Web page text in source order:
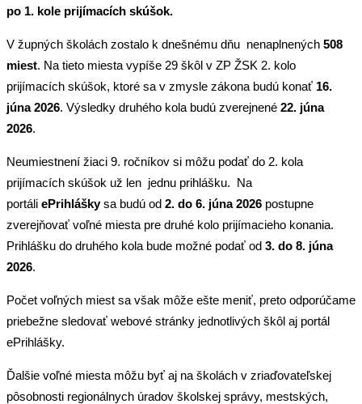
po 1. kole prijímacích skúšok.
V župných školách zostalo k dnešnému dňu nenaplnených 508
miest. Na tieto miesta vypíše 29 škôl v ZP ŽSK 2. kolo
prijímacích skúšok, ktoré sa v zmysle zákona budú konať 16.
júna 2026. Výsledky druhého kola budú zverejnené 22. júna
2026.
Neumiestnení žiaci 9. ročníkov si môžu podať do 2. kola
prijímacích skúšok už len jednu prihlášku. Na
portáli ePrihláškysa budú od 2. do 6. júna 2026 postupne
zverejňovať voľné miesta pre druhé kolo prijímacieho konania.
Prihlášku do druhého kola bude možné podať od 3. do 8. júna
2026.
Počet voľných miest sa však môže ešte meniť, preto odporúčame
priebežne sledovať webové stránky jednotlivých škôl aj portál
ePrihlášky.
Ďalšie voľné miesta môžu byť aj na školách v zriaďovateľskej
pôsobnosti regionálnych úradov školskej správy, mestských,